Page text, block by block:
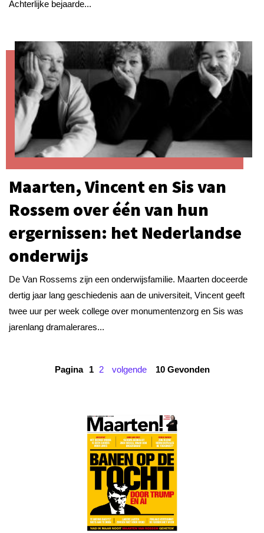
Achterlijke bejaarde...
Maarten, Vincent en Sis van
Rossem over één van hun
ergernissen: het Nederlandse
onderwijs
De Van Rossems zijn een onderwijsfamilie. Maarten doceerde
dertig jaar lang geschiedenis aan de universiteit, Vincent geeft
twee uur per week college over monumentenzorg en Sis was
jarenlang dramalerares...
Pagina 1 2 volgende 10 Gevonden